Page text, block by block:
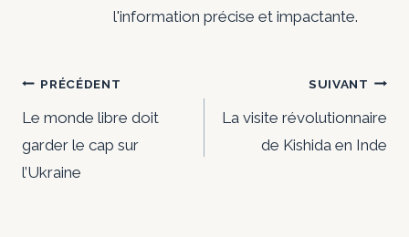
l'information précise et impactante.
Navigation
de
l’article
PRÉCÉDENT
Le monde libre doit
garder le cap sur
l’Ukraine
SUIVANT
La visite révolutionnaire
de Kishida en Inde